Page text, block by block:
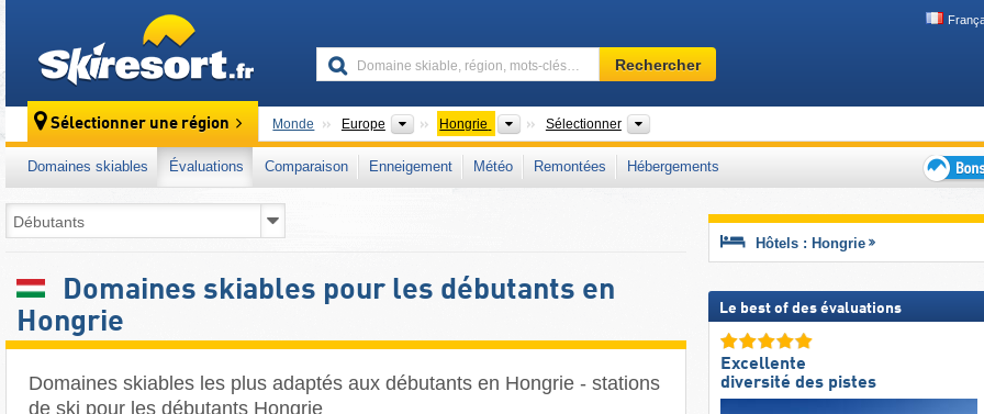
Domaine
skiable,
mots-
clés…
Rechercher
Sélectionner une région Monde Europe Continents
Hongrie PaysSélectionner
Domaines skiables Évaluations Comparaison Enneigement Météo Remontées
Hébergements
plans
Domaines skiables pour les débutants en
Hongrie
Domaines skiables les plus adaptés aux débutants en Hongrie - stations
de ski pour les débutants Hongrie
Hôtels : Hongrie
Le best of des évaluations
Excellente
diversité des pistes